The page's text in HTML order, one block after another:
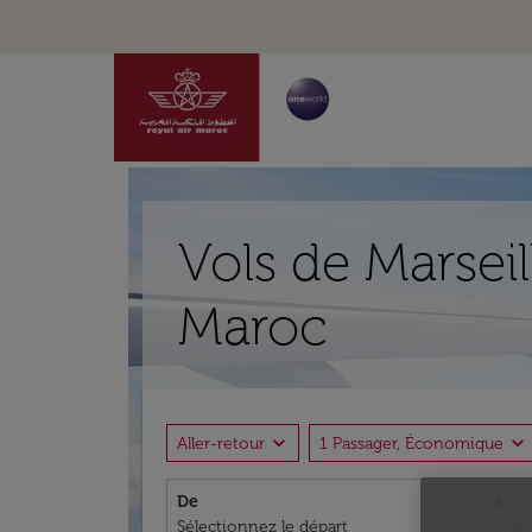
Vols de
Maroc
Aller-retour expand_more 1 Passager, Économique expand_more
De